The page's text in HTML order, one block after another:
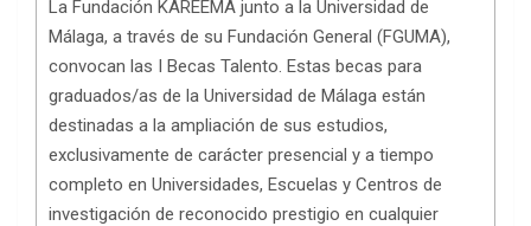
La Fundación KAREEMA junto a la Universidad de
Málaga, a través de su Fundación General (FGUMA),
convocan las I Becas Talento. Estas becas para
graduados/as de la Universidad de Málaga están
destinadas a la ampliación de sus estudios,
exclusivamente de carácter presencial y a tiempo
completo en Universidades, Escuelas y Centros de
investigación de reconocido prestigio en cualquier